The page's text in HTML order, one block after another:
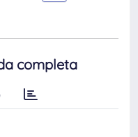
completa